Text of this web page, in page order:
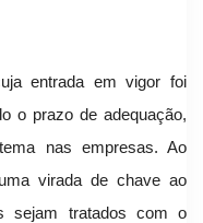
entrada em vigor foi
o prazo de adequação,
nas empresas. Ao
virada de chave ao
sejam tratados com o